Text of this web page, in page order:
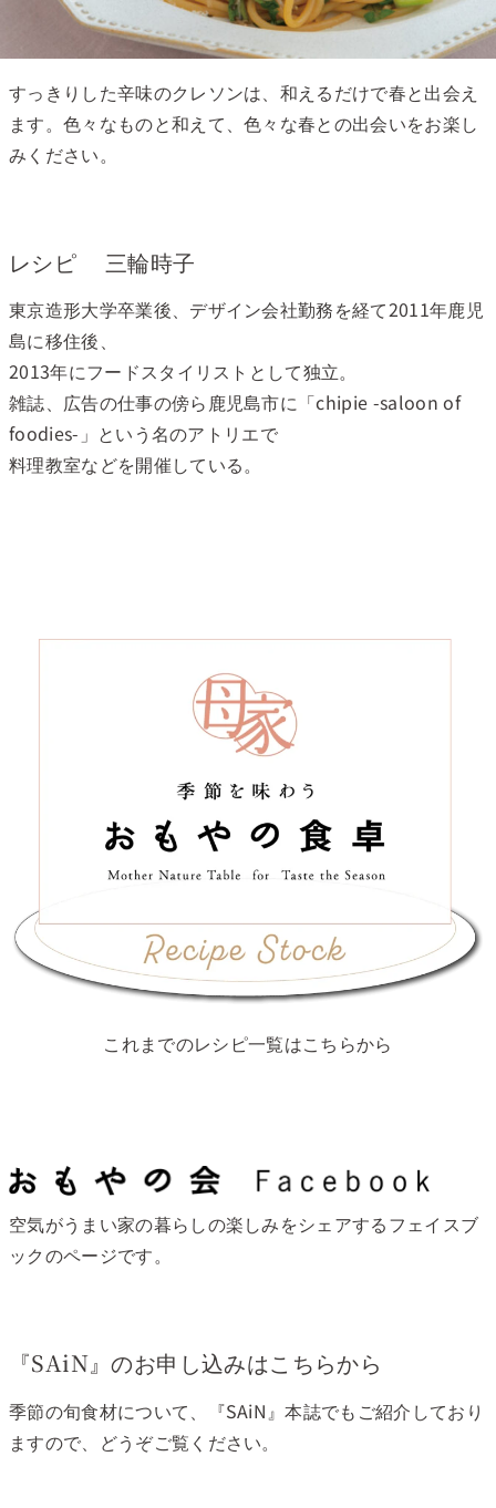
すっきりした辛味のクレソンは、和えるだけで春と出会え
ます。色々なものと和えて、色々な春との出会いをお楽し
みください。
レシピ 三輪時子
東京造形大学卒業後、デザイン会社勤務を経て2011年鹿児
島に移住後、
2013年にフードスタイリストとして独立。
雑誌、広告の仕事の傍ら鹿児島市に「chipie -saloon of
foodies-」という名のアトリエで
料理教室などを開催している。
これまでのレシピ一覧はこちらから
空気がうまい家の暮らしの楽しみをシェアするフェイスブ
ックのページです。
『SAiN』のお申し込みはこちらから
季節の旬食材について、『SAiN』本誌でもご紹介しており
ますので、どうぞご覧ください。